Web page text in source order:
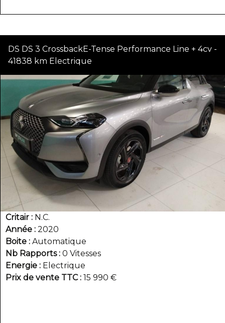
DS DS 3 CrossbackE-Tense Performance Line + 4cv -
41838 km Electrique
Critair
N.C.
Année 2020
Boite Automatique
Nb Rapports 0 Vitesses
Energie
Electrique
Prix de vente TTC 15 990 €